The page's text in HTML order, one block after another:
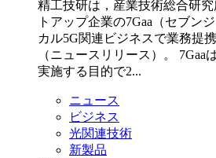
精工技研は，産業技術総合研
トアップ企業の7Gaa（セブン
カル5G関連ビジネスで業務提
（ニュースリリース）。 7Gaa
実施する目的で2...
ニュース
ビジネス
光関連技術
新製品